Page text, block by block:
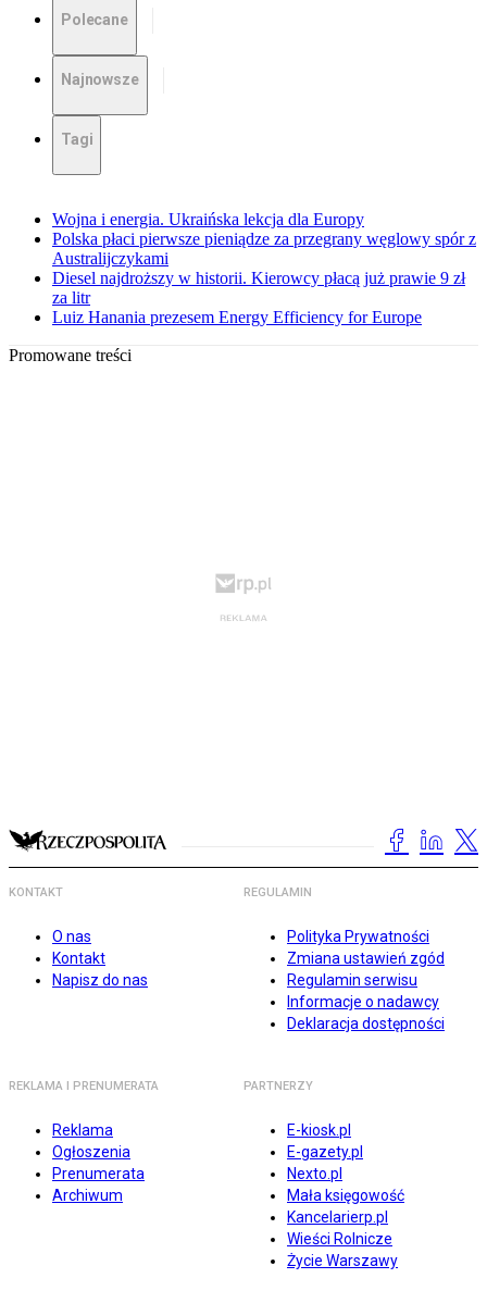
Polecane
Najnowsze
Tagi
Wojna i energia. Ukraińska lekcja dla Europy
Polska płaci pierwsze pieniądze za przegrany węglowy spór z
Australijczykami
Diesel najdroższy w historii. Kierowcy płacą już prawie 9 zł
za litr
Luiz Hanania prezesem Energy Efficiency for Europe
Promowane treści
KONTAKT
O nas
Kontakt
Napisz do nas
REGULAMIN
Polityka Prywatności
Zmiana ustawień zgód
Regulamin serwisu
Informacje o nadawcy
Deklaracja dostępności
REKLAMA I PRENUMERATA
Reklama
Ogłoszenia
Prenumerata
Archiwum
PARTNERZY
E-kiosk.pl
E-gazety.pl
Nexto.pl
Mała księgowość
Kancelarierp.pl
Wieści Rolnicze
Życie Warszawy